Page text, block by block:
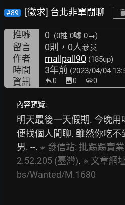
#89 [徵求] 台北非單閒聊
推噓 0 (0推 0噓 0→)
留言 0則，0人參與
作者 mallpall90 (185up)
時間 3年前 (2023/04/04
資訊 0 image0 link0
內容預覽:
明天最後一天假期. 今晚
便找個人閒聊. 雖然你吃不
男. --. ※ 發信站: 批踢踢實
2.52.205 (臺灣). ※ 文章網
bs/Wanted/M.1680